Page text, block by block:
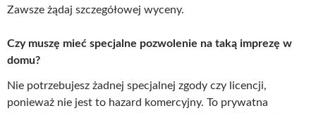
Zawsze żądaj szczegółowej wyceny.
Czy muszę mieć specjalne pozwolenie na taką imprezę w
domu?
Nie potrzebujesz żadnej specjalnej zgody czy licencji,
ponieważ nie jest to hazard komercyjny. To prywatna